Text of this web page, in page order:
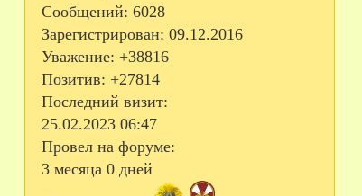
Сообщений: 6028
Зарегистрирован: 09.12.2016
Уважение: +38816
Позитив: +27814
Последний визит:
25.02.2023 06:47
Провел на форуме:
3 месяца 0 дней